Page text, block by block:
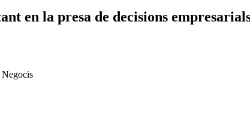
en la presa de decisions